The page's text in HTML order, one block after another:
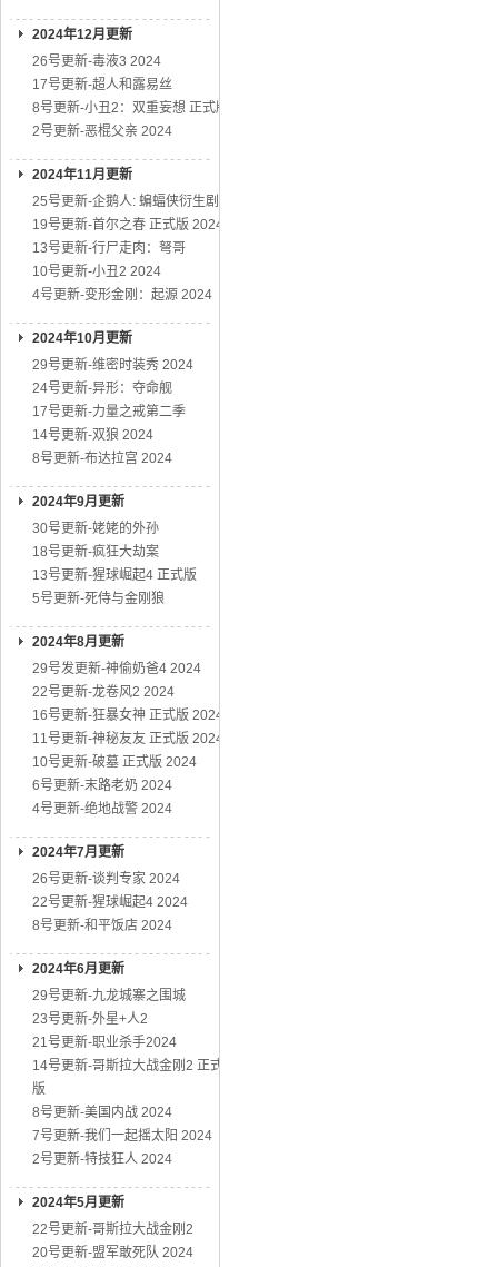
2024年12月更新
26号更新-毒液3 2024
17号更新-超人和露易丝
8号更新-小丑2：双重妄想 正式版
2号更新-恶棍父亲 2024
2024年11月更新
25号更新-企鹅人: 蝙蝠侠衍生剧
19号更新-首尔之春 正式版 2024
13号更新-行尸走肉：弩哥
10号更新-小丑2 2024
4号更新-变形金刚：起源 2024
2024年10月更新
29号更新-维密时装秀 2024
24号更新-异形：夺命舰
17号更新-力量之戒第二季
14号更新-双狼 2024
8号更新-布达拉宫 2024
2024年9月更新
30号更新-姥姥的外孙
18号更新-疯狂大劫案
13号更新-猩球崛起4 正式版
5号更新-死侍与金刚狼
2024年8月更新
29号发更新-神偷奶爸4 2024
22号更新-龙卷风2 2024
16号更新-狂暴女神 正式版 2024
11号更新-神秘友友 正式版 2024
10号更新-破墓 正式版 2024
6号更新-末路老奶 2024
4号更新-绝地战警 2024
2024年7月更新
26号更新-谈判专家 2024
22号更新-猩球崛起4 2024
8号更新-和平饭店 2024
2024年6月更新
29号更新-九龙城寨之围城
23号更新-外星+人2
21号更新-职业杀手2024
14号更新-哥斯拉大战金刚2 正式
版
8号更新-美国内战 2024
7号更新-我们一起摇太阳 2024
2号更新-特技狂人 2024
2024年5月更新
22号更新-哥斯拉大战金刚2
20号更新-盟军敢死队 2024